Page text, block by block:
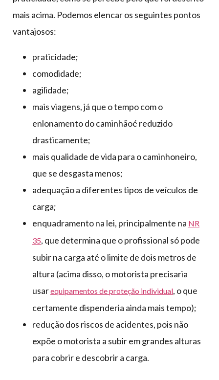
mais acima. Podemos elencar os seguintes pontos
vantajosos:
praticidade;
comodidade;
agilidade;
mais viagens, já que o tempo com o
enlonamento do caminhãoé reduzido
drasticamente;
mais qualidade de vida para o caminhoneiro,
que se desgasta menos;
adequação a diferentes tipos de veículos de
carga;
enquadramento na lei, principalmente na NR
35, que determina que o profissional só pode
subir na carga até o limite de dois metros de
altura (acima disso, o motorista precisaria
usarequipamentos de proteção individual, o que
certamente dispenderia ainda mais tempo);
redução dos riscos de acidentes, pois não
expõe o motorista a subir em grandes alturas
para cobrir e descobrir a carga.